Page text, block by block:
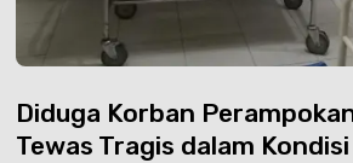
Diduga Korban
Tewas Tragis dalam